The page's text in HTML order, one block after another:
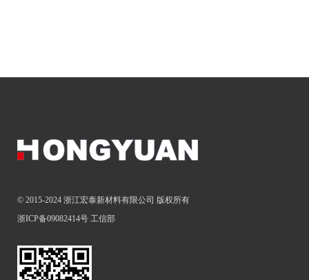
© 2015-2024 浙江宏泰新材料有限公司 版权所有
浙ICP备09082414号 工信部